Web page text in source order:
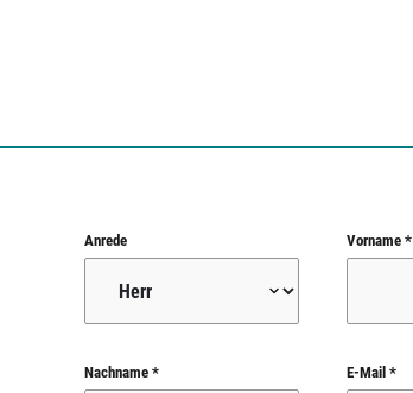
Anrede Vorname *
Nachname * E-Mail *